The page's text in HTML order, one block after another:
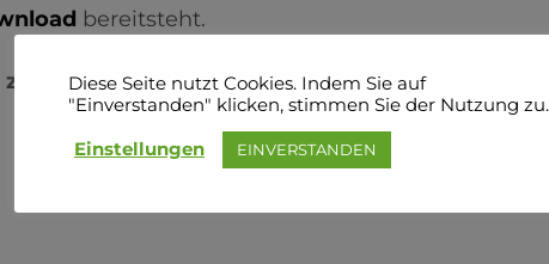
bereitsteht.
„HiStory Heroes“:
Diese Seite nutzt Cookies. Indem Sie auf
"Einverstanden" klicken, stimmen Sie der Nutzung zu.
Einstellungen EINVERSTANDEN